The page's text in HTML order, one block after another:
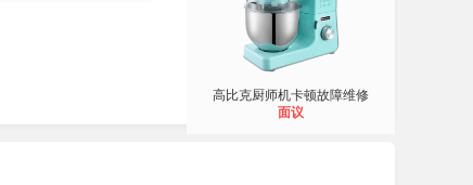
高比克厨师机卡顿故障维修
面议